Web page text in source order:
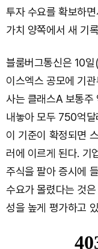
투자 수요를 확보하
가치 양쪽에서 새 기
블룸버그통신은 10
이스엑스 공모에 기
사는 클래스A 보통
내놓아 모두 750억
이 기준이 확정되면
러에 이르게 된다. 기
주식을 팔아 증시에
수요가 몰렸다는 것
성을 높게 평가하고